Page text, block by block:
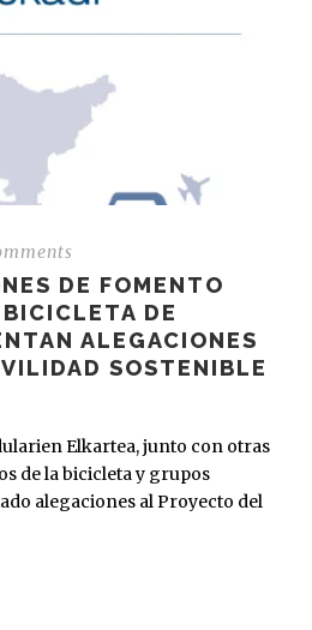
DE FOMENTO
DE
ALEGACIONES
SOSTENIBLE
Elkartea, junto con otras
de la bicicleta y grupos
alegaciones al Proyecto del